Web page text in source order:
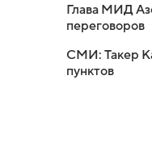
Глава МИД
переговоров
СМИ: Такер
пунктов